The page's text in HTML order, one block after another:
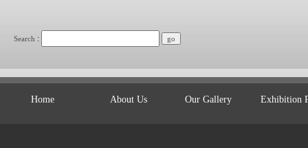
Search :
Home About Us Our Gallery Exhibition